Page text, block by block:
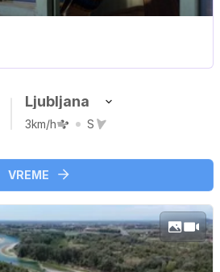
PINGVIN
Ljubljana
3km/h S
VREME